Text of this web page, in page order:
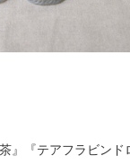
』『テアフラビン